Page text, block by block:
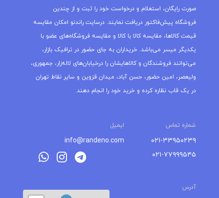
صورت رایگان، استعلام و درخواست خود را ثبت و از چندین
فروشگاه پیش‌فاکتور دریافت نمایند. درسایت راندنو امکان مقایسه
قیمت کالاها، مقایسه کالا با کالا و مقایسه فروشگاه‌های عضو با
یکدیگر میسر می‌باشد. خریداران به جای حضور در ترافیک بازار،
می‌توانند فروشندگان و کالاهایشان را درخیابان‌های لاله‌زار، جمهوری،
ولیعصر، امین حضور، حسن آباد، میدان قزوین و سایر نقاط تهران
در یک قاب نظاره کرده و خرید خود را انجام دهند.
شماره تماس ایمیل
۰۲۱-۳۳۹۵۰۲۳۹
۰۲۱-۷۷۹۹۹۵۴۵
info@randeno.com
آدرس